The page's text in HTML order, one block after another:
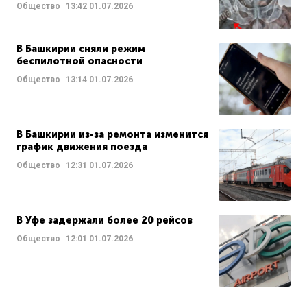
Общество 13:42 01.07.2026
В Башкирии сняли режим
беспилотной опасности
Общество 13:14 01.07.2026
В Башкирии из-за ремонта изменится
график движения поезда
Общество 12:31 01.07.2026
В Уфе задержали более 20 рейсов
Общество 12:01 01.07.2026